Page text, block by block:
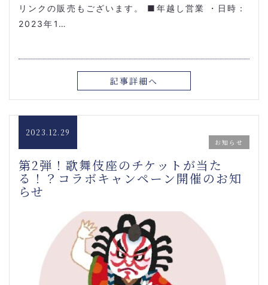
リンクの販売もございます。 ■年越し営業 ・日時：
2023年1…
記事詳細へ
2023.12.29
お知らせ
第2弾！歌舞伎座のチケットが当た
る！？コラボキャンペーン開催のお知
らせ